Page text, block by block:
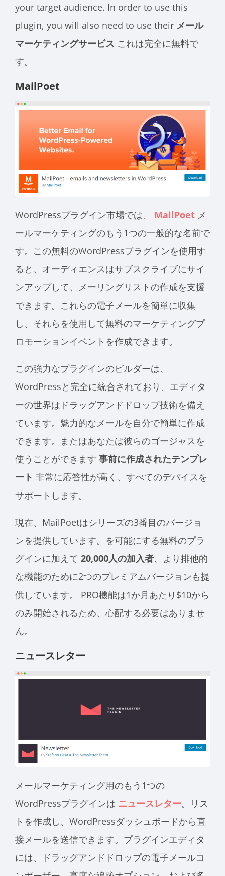
your target audience. In order to use this
plugin, you will also need to use their メール
マーケティングサービス これは完全に無料で
す。
MailPoet
WordPressプラグイン市場では、 MailPoet メ
ールマーケティングのもう1つの一般的な名前で
す。この無料のWordPressプラグインを使用す
ると、オーディエンスはサブスクライブにサイ
ンアップして、メーリングリストの作成を支援
できます。これらの電子メールを簡単に収集
し、それらを使用して無料のマーケティングプ
ロモーションイベントを作成できます。
この強力なプラグインのビルダーは、
WordPressと完全に統合されており、エディタ
ーの世界はドラッグアンドドロップ技術を備え
ています。魅力的なメールを自分で簡単に作成
できます。またはあなたは彼らのゴージャスを
使うことができます 事前に作成されたテンプレ
ート 非常に応答性が高く、すべてのデバイスを
サポートします。
現在、MailPoetはシリーズの3番目のバージョ
ンを提供しています。を可能にする無料のプラ
グインに加えて 20,000人の加入者、より排他的
な機能のために2つのプレミアムバージョンも提
供しています。 PRO機能は1か月あたり$10から
のみ開始されるため、心配する必要はありませ
ん。
ニュースレター
メールマーケティング用のもう1つの
WordPressプラグインは ニュースレター。リス
トを作成し、WordPressダッシュボードから直
接メールを送信できます。プラグインエディタ
には、ドラッグアンドドロップの電子メールコ